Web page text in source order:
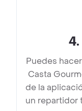
4.
Puedes
Casta
de la
un repartidor